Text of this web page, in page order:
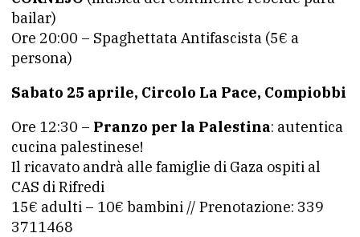
bailar)
Ore 20:00 – Spaghettata Antifascista (5€ a
persona)
Sabato 25 aprile, Circolo La Pace, Compiobbi
Ore 12:30 – Pranzo per la Palestina: autentica
cucina palestinese!
Il ricavato andrà alle famiglie di Gaza ospiti al
CAS di Rifredi
15€ adulti – 10€ bambini // Prenotazione: 339
3711468